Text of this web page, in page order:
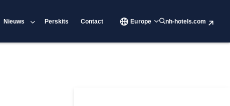
Nieuws Perskits Contact Europe nh-hotels.com